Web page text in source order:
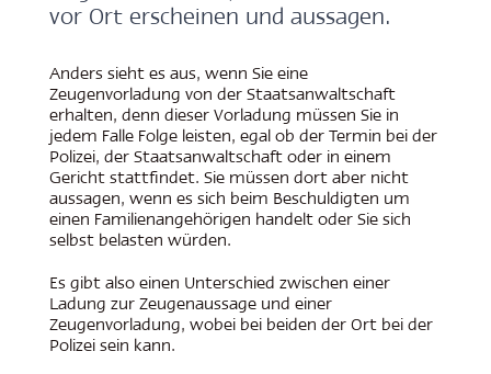
vor Ort erscheinen und aussagen.
Anders sieht es aus, wenn Sie eine
Zeugenvorladung von der Staatsanwaltschaft
erhalten, denn dieser Vorladung müssen Sie in
jedem Falle Folge leisten, egal ob der Termin bei der
Polizei, der Staatsanwaltschaft oder in einem
Gericht stattfindet. Sie müssen dort aber nicht
aussagen, wenn es sich beim Beschuldigten um
einen Familienangehörigen handelt oder Sie sich
selbst belasten würden.
Es gibt also einen Unterschied zwischen einer
Ladung zur Zeugenaussage und einer
Zeugenvorladung, wobei bei beiden der Ort bei der
Polizei sein kann.